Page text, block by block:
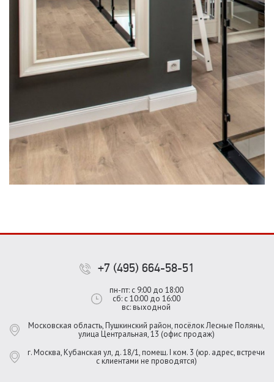
+7 (495) 664-58-51
пн-пт: с 9:00 до 18:00
сб: с 10:00 до 16:00
вс: выходной
Московская область, Пушкинский район, посёлок Лесные Поляны,
улица Центральная, 13 (офис продаж)
г. Москва, Кубанская ул, д. 18/1, помещ. I ком. 3 (юр. адрес, встречи
с клиентами не проводятся)